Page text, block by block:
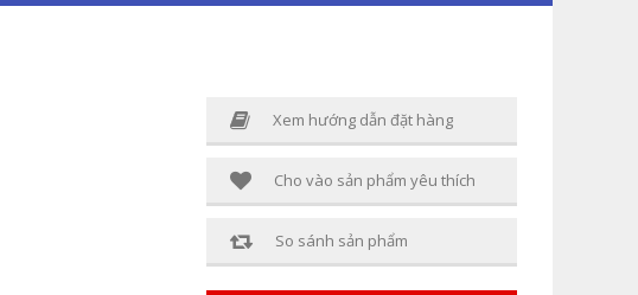
Xem hướng dẫn đặt hàng
Cho vào sản phẩm yêu thích
So sánh sản phẩm